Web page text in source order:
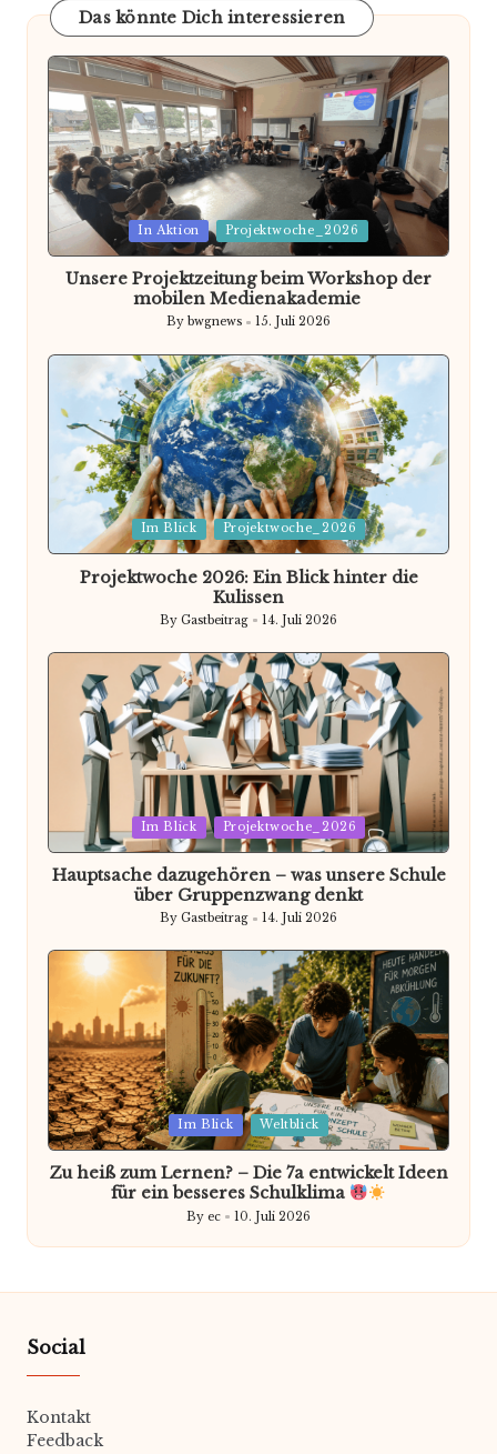
Das könnte Dich interessieren
Posted
in
In Aktion Projektwoche_2026
Unsere Projektzeitung beim Workshop der
mobilen Medienakademie
Posted
By bwgnews 15. Juli 2026
Posted
in
Im Blick Projektwoche_2026
Projektwoche 2026: Ein Blick hinter die
Kulissen
Posted
by
By Gastbeitrag 14. Juli 2026
Posted
in
Im Blick Projektwoche_2026
Hauptsache dazugehören – was unsere Schule
über Gruppenzwang denkt
Posted
by
By Gastbeitrag 14. Juli 2026
Posted
in
Im Blick Weltblick
Zu heiß zum Lernen? – Die 7a entwickelt Ideen
für ein besseres Schulklima
Posted
by
By ec 10. Juli 2026
Social
Kontakt
Feedback